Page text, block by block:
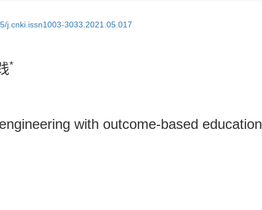
j.cnki.issn1003-3033.2021.05.017
*
with outcome-based education